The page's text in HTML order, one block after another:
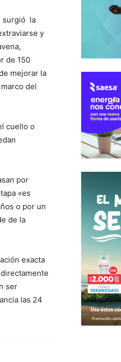
surgió la
y
de 150
mejorar la
del
cuello o
por
«es
o por un
de la
exacta
ser
las 24